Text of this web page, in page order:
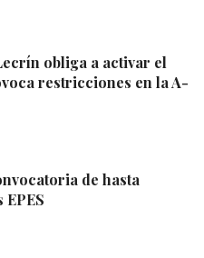
obliga a activar el
restricciones en la A-
de hasta